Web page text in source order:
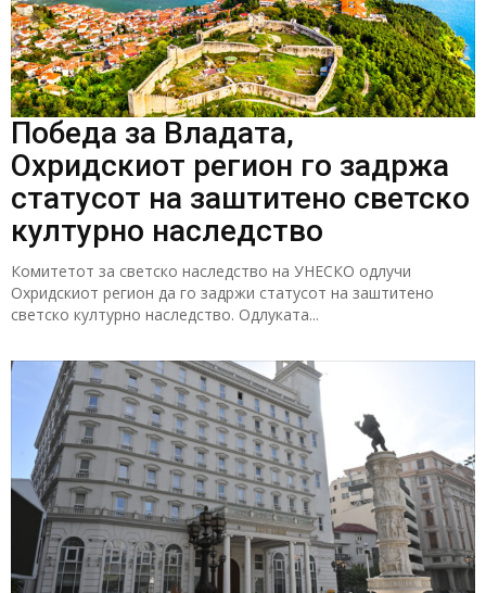
Победа за Владата,
Охридскиот регион го задржа
статусот на заштитено светско
културно наследство
Комитетот за светско наследство на УНЕСКО одлучи
Охридскиот регион да го задржи статусот на заштитено
светско културно наследство. Одлуката...